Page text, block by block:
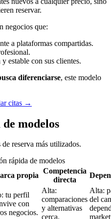
reservar.
negocios que:
a plataformas compartidas.
estable con sus clientes.
diferenciarse, este modelo
citas →
modelos
reserva más utilizados.
rápida de modelos
propia
Competencia
directa
tu perfil
con
negocios.
Alta:
comparaciones
y alternativas
cerca.
Alta:
del